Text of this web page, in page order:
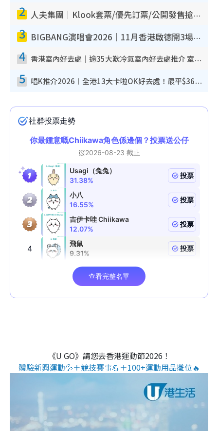
2 人夫集團｜Klook套票/優先訂票/公開發售搶飛攻略！附票價.購票連結.場地座位表
3 BIGBANG演唱會2026｜11月香港啟德開3場！實名制VIP申請、優先購票攻略
4 香港室內好去處｜逾35大歎冷氣室內好去處推介 室內活動免費避雨無懼落雨
5 唱K推介2026︱全港13大卡啦OK好去處！最平$36起 日文K都有！(附地址+收費詳情)
《U GO》請您去香港運動節2026！
體驗新興運動💦＋競技賽事💪＋100+運動用品攤位🔥